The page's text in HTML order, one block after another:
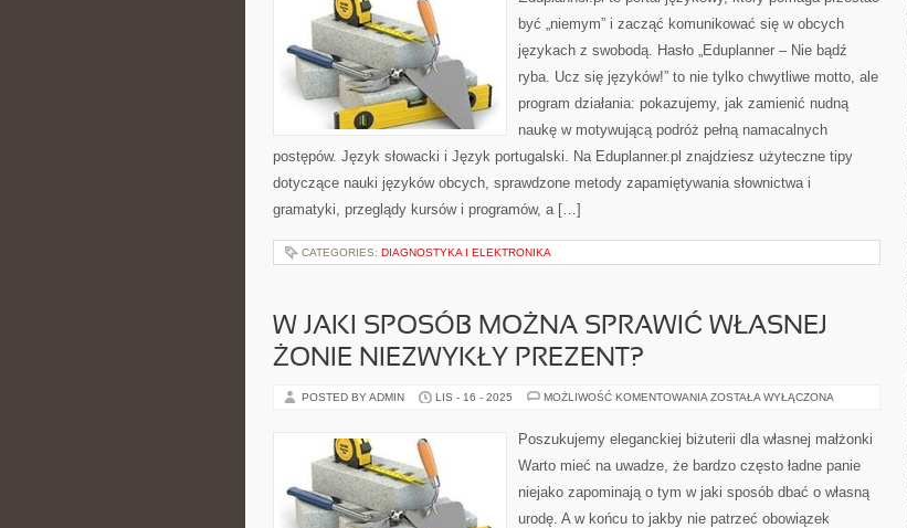
ALBAŃSKI
być „niemym” i zacząć komunikować się w obcych
językach z swobodą. Hasło „Eduplanner – Nie bądź
ryba. Ucz się języków!” to nie tylko chwytliwe motto, ale
program działania: pokazujemy, jak zamienić nudną
naukę w motywującą podróż pełną namacalnych
postępów. Język słowacki i Język portugalski. Na Eduplanner.pl znajdziesz użyteczne tipy
dotyczące nauki języków obcych, sprawdzone metody zapamiętywania słownictwa i
gramatyki, przeglądy kursów i programów, a […]
CATEGORIES: DIAGNOSTYKA I ELEKTRONIKA
W JAKI SPOSÓB MOŻNA SPRAWIĆ WŁASNEJ
ŻONIE NIEZWYKŁY PREZENT?
POSTED BY ADMIN LIS - 16 - 2025 MOŻLIWOŚĆ KOMENTOWANIA W
MOŻNA
SPRAWIĆ
ŻONIE
PREZENT?
ZOSTAŁA WYŁĄCZONA
Poszukujemy eleganckiej biżuterii dla własnej małżonki
Warto mieć na uwadze, że bardzo często ładne panie
niejako zapominają o tym w jaki sposób dbać o własną
urodę. A w końcu to jakby nie patrzeć obowiązek